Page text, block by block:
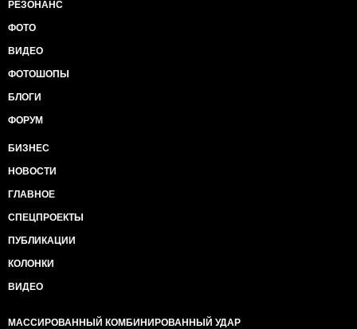
РЕЗОНАНС
ФОТО
ВИДЕО
ФОТОШОПЫ
БЛОГИ
ФОРУМ
БИЗНЕС
НОВОСТИ
ГЛАВНОЕ
СПЕЦПРОЕКТЫ
ПУБЛИКАЦИИ
КОЛОНКИ
ВИДЕО
МАССИРОВАННЫЙ КОМБИНИРОВАННЫЙ УДАР